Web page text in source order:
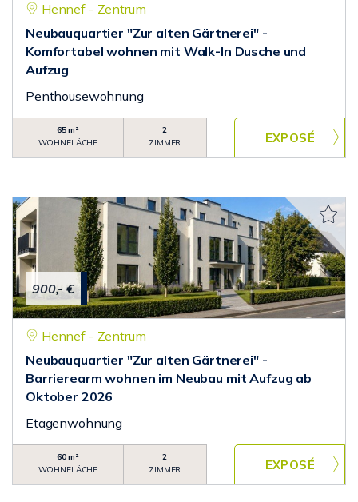
Hennef - Zentrum
Neubauquartier "Zur alten Gärtnerei" -
Komfortabel wohnen mit Walk-In Dusche und
Aufzug
Penthousewohnung
65 m²
WOHNFLÄCHE
2
ZIMMER
900,- €
Hennef - Zentrum
Neubauquartier "Zur alten Gärtnerei" -
Barrierearm wohnen im Neubau mit Aufzug ab
Oktober 2026
Etagenwohnung
60 m²
WOHNFLÄCHE
2
ZIMMER